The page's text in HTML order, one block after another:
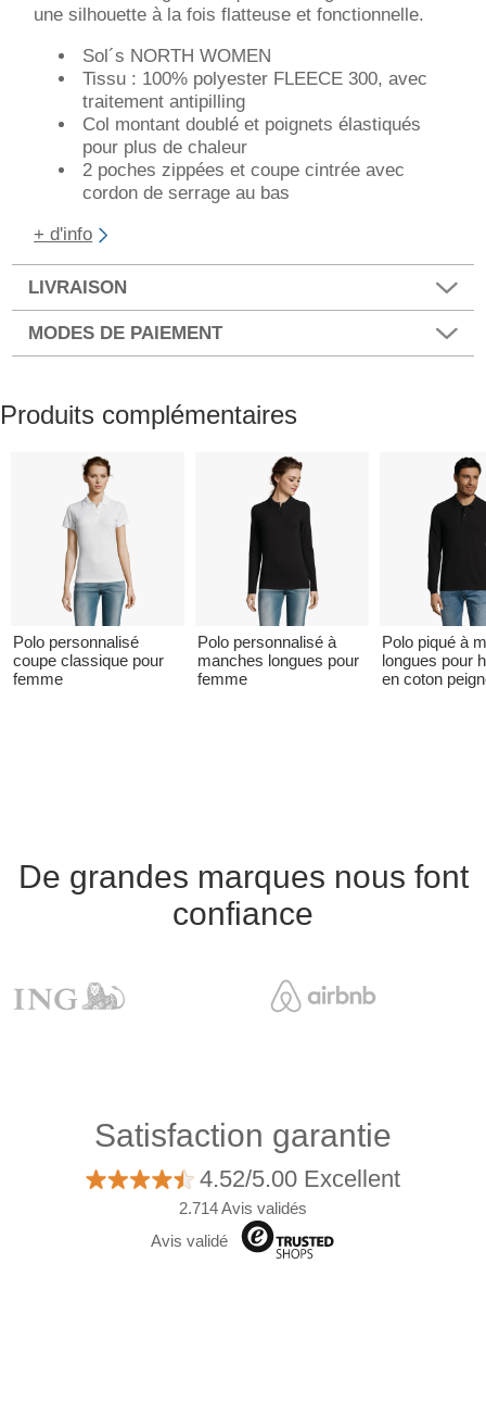
une silhouette à la fois flatteuse et fonctionnelle.
Sol´s NORTH WOMEN
Tissu : 100% polyester FLEECE 300, avec
traitement antipilling
Col montant doublé et poignets élastiqués
pour plus de chaleur
2 poches zippées et coupe cintrée avec
cordon de serrage au bas
+ d'info
LIVRAISON
MODES DE PAIEMENT
Produits complémentaires
Polo personnalisé
coupe classique pour
femme
Polo personnalisé à
manches longues pour
femme
Polo piqué à
longues pour
en coton
De grandes marques nous font
confiance
Satisfaction garantie
4.52/5.00 Excellent
2.714 Avis validés
Avis validé